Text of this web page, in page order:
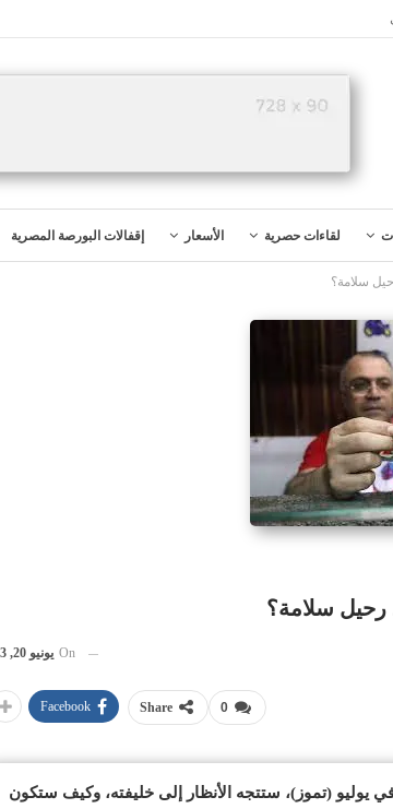
لقاءات حصرية الأسعار إقفالات البورصة المصرية
سلامة؟
رحيل سلامة؟
On يونيو 20, 2023
0
Share
Facebook
يوليو (تموز)، ستتجه الأنظار إلى خليفته، وكيف ستكون